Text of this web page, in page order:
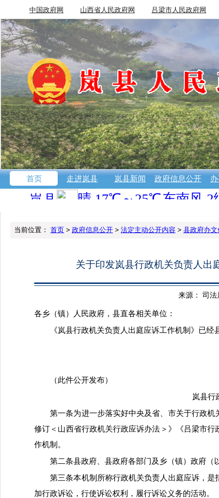
中国政府网 山西省人民政府网 吕梁市人民政府网
首页 走进岚县 岚县新闻 政府信息公开
当前位置： 首页 > 政府信息公开 > 法定主动公开内容 > 县政府办文
关于印发岚县行政机关负责人出
来源： 司
各乡（镇） 人民政府，县直各相关单位 ：
《岚县行政机关负责人出庭应诉工作机制》已经
（此件公开发布）
岚县行
第一条为进一步落实好中央及省、市关于行政机
修订 ＜ 山西省行政机关行政应诉办法 ＞ 》
《吕梁市
作机制 。
第二条县政府 、县政府各部门 及乡（镇）政府 （
第三条本机制所称行政机关负责人出庭应诉，
加行政诉讼，行使诉讼权利，履行诉讼义务的活动。